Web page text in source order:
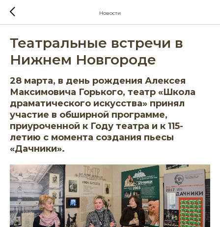
Новости
Театральные встречи в
Нижнем Новгороде
28 марта, в день рождения Алексея
Максимовича Горького, театр «Школа
драматического искусства» принял
участие в обширной программе,
приуроченной к Году театра и к 115-
летию с момента создания пьесы
«Дачники».